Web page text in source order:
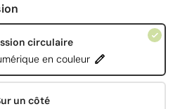
circulaire
en couleur
un côté